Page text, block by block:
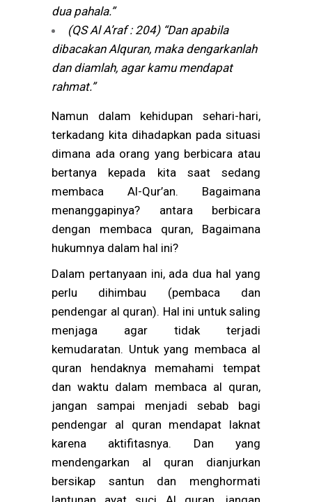
dua pahala.”
(QS Al A’raf : 204) “Dan apabila
dibacakan Alquran, maka dengarkanlah
dan diamlah, agar kamu mendapat
rahmat.”
Namun dalam kehidupan sehari-hari,
terkadang kita dihadapkan pada situasi
dimana ada orang yang berbicara atau
bertanya kepada kita saat sedang
membaca Al-Qur’an. Bagaimana
menanggapinya? antara berbicara
dengan membaca quran, Bagaimana
hukumnya dalam hal ini?
Dalam pertanyaan ini, ada dua hal yang
perlu dihimbau (pembaca dan
pendengar al quran). Hal ini untuk saling
menjaga agar tidak terjadi
kemudaratan. Untuk yang membaca al
quran hendaknya memahami tempat
dan waktu dalam membaca al quran,
jangan sampai menjadi sebab bagi
pendengar al quran mendapat laknat
karena aktifitasnya. Dan yang
mendengarkan al quran dianjurkan
bersikap santun dan menghormati